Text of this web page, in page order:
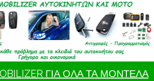
ΓΙΑ ΟΛΑ ΤΑ ΜΟΝΤΕΛΑ